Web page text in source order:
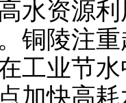
水资源
铜陵注
工业节
加快高